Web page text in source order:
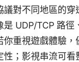
議對不同地區的穿
是 UDP/TCP 路徑
你重視遊戲體驗，
性；影視串流可看